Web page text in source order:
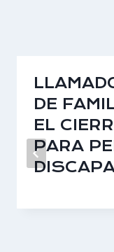
DE
EL
PARA